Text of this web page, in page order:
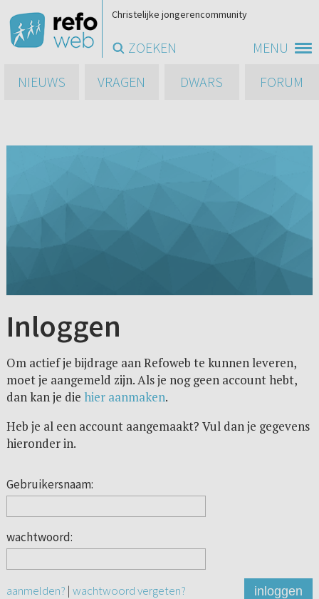
MENU
Christelijke jongerencommunity
ZOEKEN
NIEUWS
VRAGEN DWARS FORUM
Inloggen
Om actief je bijdrage aan Refoweb te kunnen leveren,
moet je aangemeld zijn. Als je nog geen account hebt,
dan kan je die hier aanmaken.
Heb je al een account aangemaakt? Vul dan je gegevens
hieronder in.
Gebruikersnaam:
wachtwoord:
aanmelden? | wachtwoord vergeten? inloggen